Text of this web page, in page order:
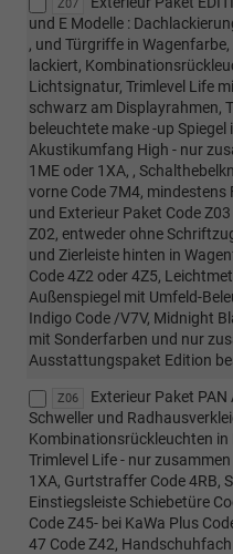
Z07
und E Modelle :
, und Türgriffe in
lackiert,
Lichtsignatur, Trimlevel Life
schwarz am Displayrahmen,
beleuchtete make -up Spiegel
Akustikumfang High - nur
1ME oder 1XA, ,
vorne Code 7M4,
und Exterieur Paket Code
Z02, entweder ohne
und Zierleiste hinten in
Code 4Z2 oder 4Z5,
Außenspiegel mit Umfeld-
Indigo Code /V7V, Midnight
mit Sonderfarben und nur
Ausstattungspaket Edition
Z06
Exterieur Paket PAN
Schweller und
Kombinationsrückleuchten in
Trimlevel Life - nur
1XA, Gurtstraffer Code 4RB,
Einstiegsleiste Schiebetüre
Code Z45- bei KaWa Plus
47 Code Z42,